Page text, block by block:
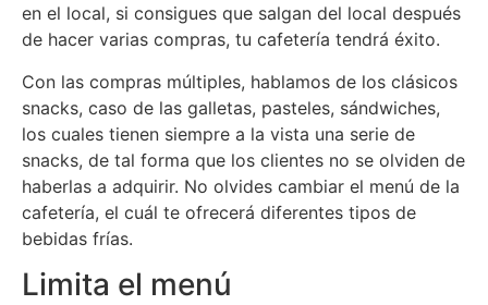
en el local, si consigues que salgan del local después
de hacer varias compras, tu cafetería tendrá éxito.
Con las compras múltiples, hablamos de los clásicos
snacks, caso de las galletas, pasteles, sándwiches,
los cuales tienen siempre a la vista una serie de
snacks, de tal forma que los clientes no se olviden de
haberlas a adquirir. No olvides cambiar el menú de la
cafetería, el cuál te ofrecerá diferentes tipos de
bebidas frías.
Limita el menú